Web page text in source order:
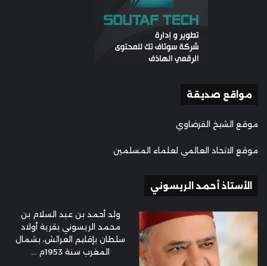
مواقع صديقة
موقع الشيخ القرضاوي
موقع الاتحاد العالمي لعلماء المسلمين
الأستاذ أحمد الريسوني
ولد أحمد بن عبد السلام بن
محمد الريسوني بقرية أولاد
سلطان بإقليم العرائش، بشمال
المغرب سنة 1953م ...